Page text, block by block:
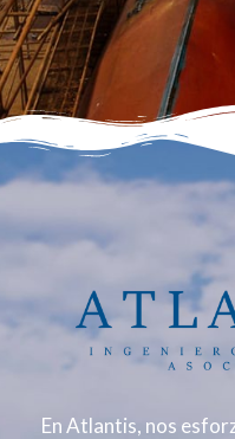
En Atlantis, nos